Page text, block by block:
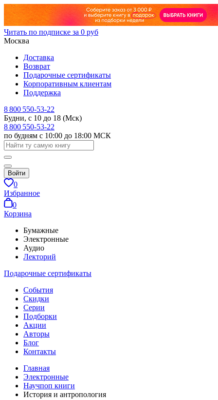
Читать по подписке за 0 руб
Москва
Доставка
Возврат
Подарочные сертификаты
Корпоративным клиентам
Поддержка
8 800 550-53-22
Будни, с 10 до 18 (Мск)
8 800 550-53-22
по будням с 10:00 до 18:00 МСК
Войти
0
Избранное
0
Корзина
Бумажные
Электронные
Аудио
Лекторий
Подарочные сертификаты
События
Скидки
Серии
Подборки
Акции
Авторы
Блог
Контакты
Главная
Электронные
Научпоп книги
История и антропология